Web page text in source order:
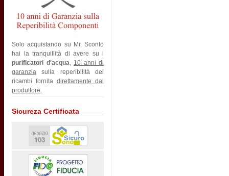
Solo acquistando su Mr. Sconto
hai la tranquillità di avere su i
purificatori d'acqua, 10 anni di
garanzia sulla reperibilità dei
ricambi fornita direttamente dal
produttore.
Sicureza Certificata